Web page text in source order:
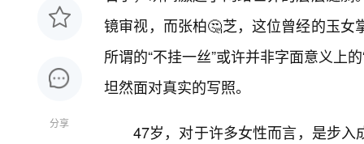
分享
镜审视，而张柏🤔芝，这位曾经的玉
所谓的“不挂一丝”或许并非字面意义上
坦然面对真实的写照。
47岁，对于许多女性而言，是步